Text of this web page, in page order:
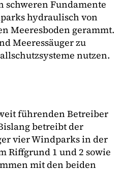
schweren Fundamente
hydraulisch von
Meeresboden gerammt.
Meeressäuger zu
nutzen.
führenden Betreiber
betreibt der
vier Windparks in der
Riffgrund 1 und 2 sowie
mit den beiden